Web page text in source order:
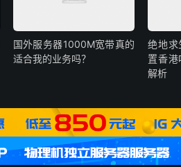
国外服务器1000M宽带真的
适合我的业务吗？
绝地求
置香
解析